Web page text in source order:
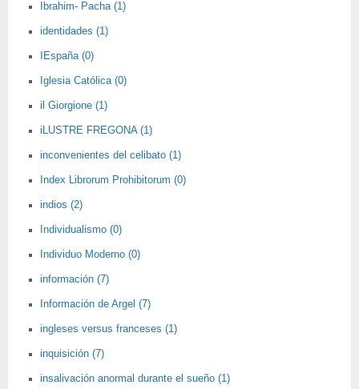
Ibrahim- Pacha (1)
identidades (1)
IEspaña (0)
Iglesia Católica (0)
il Giorgione (1)
iLUSTRE FREGONA (1)
inconvenientes del celibato (1)
Index Librorum Prohibitorum (0)
indios (2)
Individualismo (0)
Individuo Moderno (0)
información (7)
Información de Argel (7)
ingleses versus franceses (1)
inquisición (7)
insalivación anormal durante el sueño (1)